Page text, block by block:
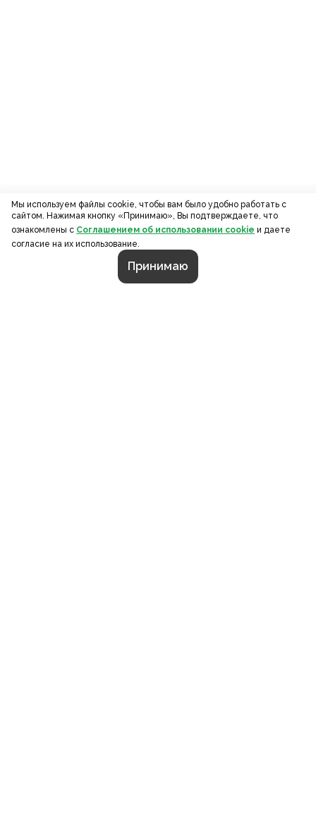
Мы используем файлы cookie, чтобы вам было удобно работать с
сайтом. Нажимая кнопку «Принимаю», Вы подтверждаете, что
ознакомлены с Соглашением об использовании cookie и даете
согласие на их использование.
Принимаю